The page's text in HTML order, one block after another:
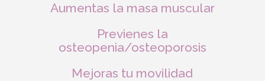
Aumentas la masa muscular
Previenes la
osteopenia/osteoporosis
Mejoras tu movilidad